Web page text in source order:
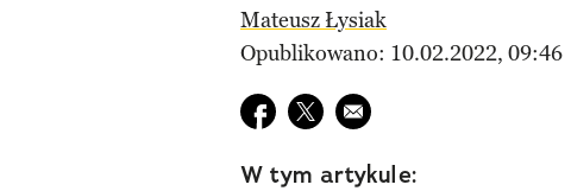
Mateusz Łysiak
Opublikowano: 10.02.2022, 09:46
Udostępnij na facebook
Udostępnij na twitter
E-mail do przyjaciela
W tym artykule: